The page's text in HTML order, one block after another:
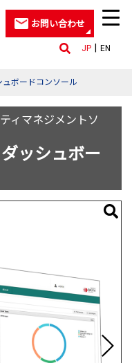
JP EN
お問い合わせ
ュボードコンソール
ィマネジメントソ
ッシュボー